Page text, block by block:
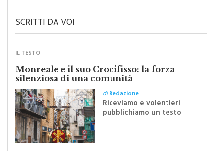
Monreale e il suo Crocifisso: la forza
silenziosa di una comunità
diRedazione
Riceviamo e volentieri
pubblichiamo un testo
inviato dalla scrittrice
monrealese Mariella